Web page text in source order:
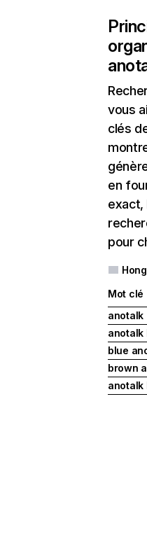
vous
clés
en
exact,
pour
Mot clé
anotalk
anotalk
blue
brown
anotalk